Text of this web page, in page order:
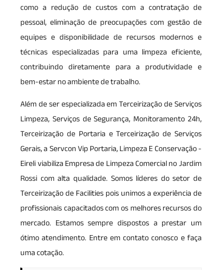
como a redução de custos com a contratação de
pessoal, eliminação de preocupações com gestão de
equipes e disponibilidade de recursos modernos e
técnicas especializadas para uma limpeza eficiente,
contribuindo diretamente para a produtividade e
bem-estar no ambiente de trabalho.
Além de ser especializada em Terceirização de Serviços
Limpeza, Serviços de Segurança, Monitoramento 24h,
Terceirização de Portaria e Terceirização de Serviços
Gerais, a Servcon Vip Portaria, Limpeza E Conservação -
Eireli viabiliza Empresa de Limpeza Comercial no Jardim
Rossi com alta qualidade. Somos líderes do setor de
Terceirização de Facilities pois unimos a experiência de
profissionais capacitados com os melhores recursos do
mercado. Estamos sempre dispostos a prestar um
ótimo atendimento. Entre em contato conosco e faça
uma cotação.